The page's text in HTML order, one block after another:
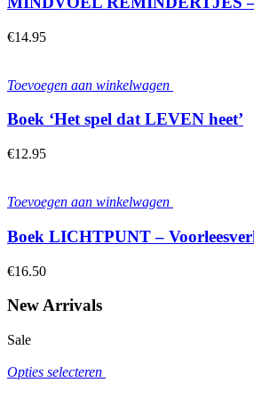
€14.95
Toevoegen aan winkelwagen
Boek ‘Het spel dat LEVEN heet’
€12.95
Toevoegen aan winkelwagen
Boek LICHTPUNT –
€16.50
New Arrivals
Sale
Opties selecteren